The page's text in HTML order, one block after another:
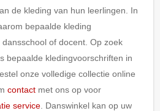
de kleding van hun leerlingen. In
bepaalde kleding
of docent. Op zoek
bepaalde kledingvoorschriften in
onze volledige collectie online
contactmet ons op voor
service. Danswinkel kan op uw